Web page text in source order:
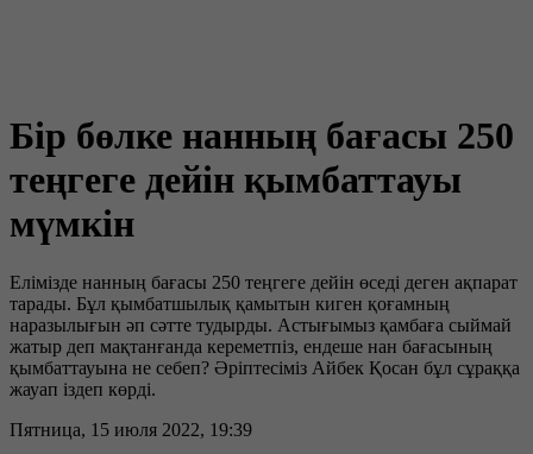
Бір бөлке нанның бағасы 250
теңгеге дейін қымбаттауы
мүмкін
Елімізде нанның бағасы 250 теңгеге дейін өседі деген ақпарат
тарады. Бұл қымбатшылық қамытын киген қоғамның
наразылығын әп сәтте тудырды. Астығымыз қамбаға сыймай
жатыр деп мақтанғанда кереметпіз, ендеше нан бағасының
қымбаттауына не себеп? Әріптесіміз Айбек Қосан бұл сұраққа
жауап іздеп көрді.
Пятница, 15 июля 2022, 19:39